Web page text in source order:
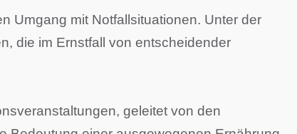
Umgang mit Notfallsituationen. Unter der
die im Ernstfall von entscheidender
geleitet von den